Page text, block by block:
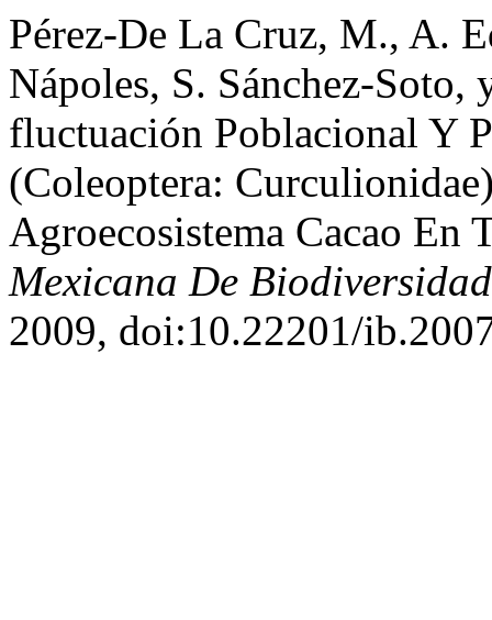
Pérez-De La Cruz, M., A.
Nápoles, S. Sánchez-
fluctuación Poblacional Y
(Coleoptera:
Agroecosistema Cacao En
Mexicana De Biodiversidad
2009, doi:10.22201/